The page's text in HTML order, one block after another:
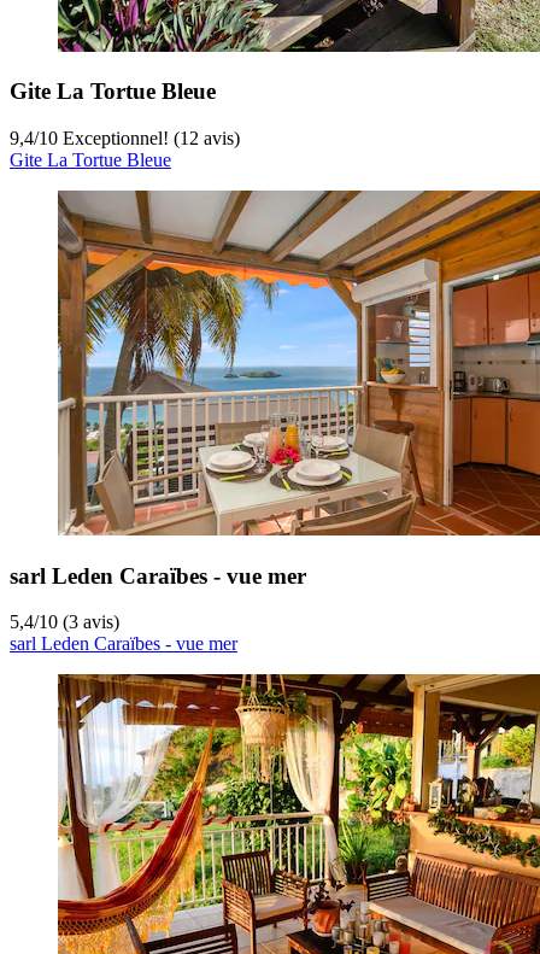
Gite La Tortue Bleue
9,4/10 Exceptionnel! (12 avis)
Gite La Tortue Bleue
sarl Leden Caraïbes - vue mer
5,4/10 (3 avis)
sarl Leden Caraïbes - vue mer